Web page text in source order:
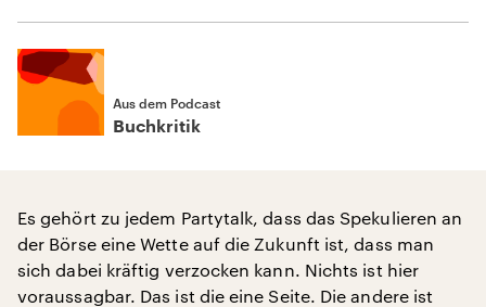
Aus dem Podcast
Buchkritik
Es gehört zu jedem Partytalk, dass das Spekulieren an
der Börse eine Wette auf die Zukunft ist, dass man
sich dabei kräftig verzocken kann. Nichts ist hier
voraussagbar. Das ist die eine Seite. Die andere ist